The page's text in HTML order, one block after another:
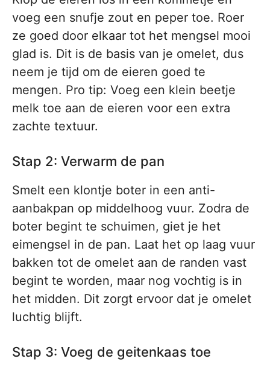
voeg een snufje zout en peper toe. Roer
ze goed door elkaar tot het mengsel mooi
glad is. Dit is de basis van je omelet, dus
neem je tijd om de eieren goed te
mengen. Pro tip: Voeg een klein beetje
melk toe aan de eieren voor een extra
zachte textuur.
Stap 2: Verwarm de pan
Smelt een klontje boter in een anti-
aanbakpan op middelhoog vuur. Zodra de
boter begint te schuimen, giet je het
eimengsel in de pan. Laat het op laag vuur
bakken tot de omelet aan de randen vast
begint te worden, maar nog vochtig is in
het midden. Dit zorgt ervoor dat je omelet
luchtig blijft.
Stap 3: Voeg de geitenkaas toe